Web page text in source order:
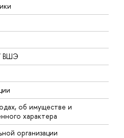
ВШЭ
об имуществе и
характера
организации